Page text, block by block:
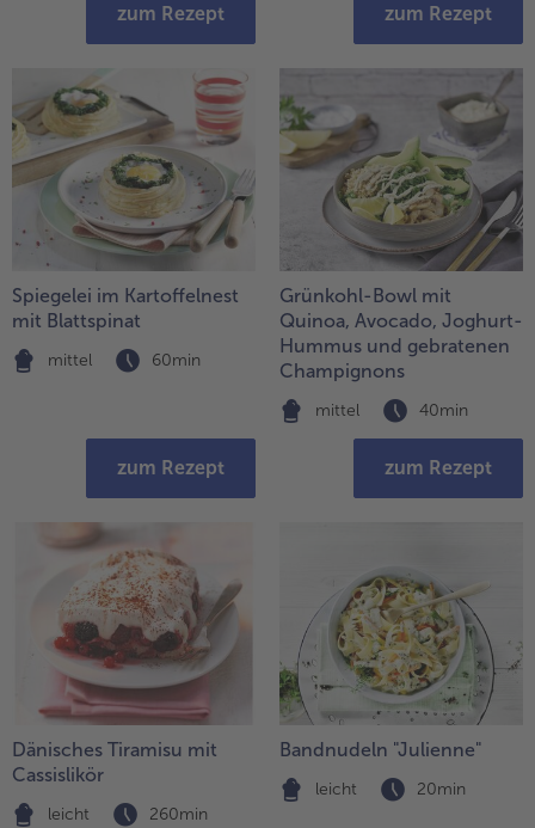
zum Rezept zum Rezept
Spiegelei im Kartoffelnest
mit Blattspinat
mittel 60min
zum Rezept
Grünkohl-Bowl mit
Quinoa, Avocado, Joghurt-
Hummus und gebratenen
Champignons
mittel 40min
zum Rezept
Dänisches Tiramisu mit
Cassislikör
leicht 260min
Bandnudeln "Julienne"
leicht 20min